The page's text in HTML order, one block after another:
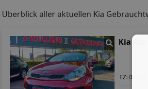
Überblick aller aktuellen Kia
Kia Rio
EZ:04/2014